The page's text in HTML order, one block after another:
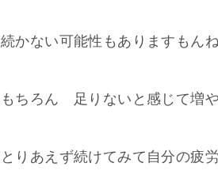
続かない可能性もありますもん
もちろん 足りないと感じて増
とりあえず続けてみて自分の疲